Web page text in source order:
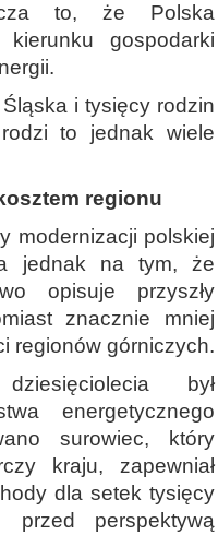
to, że Polska
gospodarki
i tysięcy rodzin
to jednak wiele
regionu
modernizacji polskiej
jednak na tym, że
opisuje przyszły
znacznie mniej
regionów górniczych.
był
energetycznego
surowiec, który
kraju, zapewniał
dla setek tysięcy
perspektywą